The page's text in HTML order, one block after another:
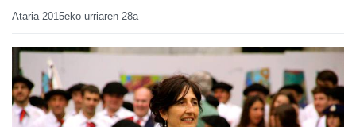
Ataria 2015eko urriaren 28a